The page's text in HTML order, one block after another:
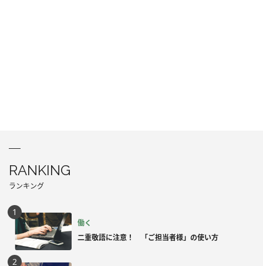
RANKING
ランキング
働く
二重敬語に注意！ 「ご担当者様」の使い方